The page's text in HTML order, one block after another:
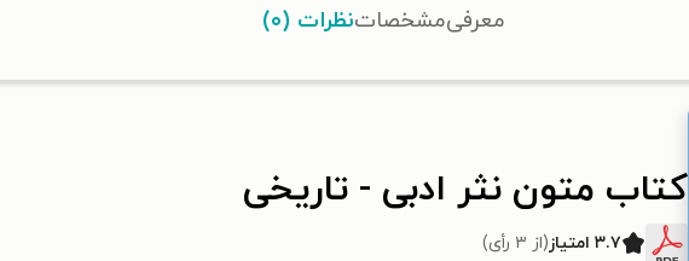
کتاب متون نثر ادبی - تاریخی
۳.۷ امتیاز (از ۳ رأی)
معرفیمشخصاتنظرات (۰)